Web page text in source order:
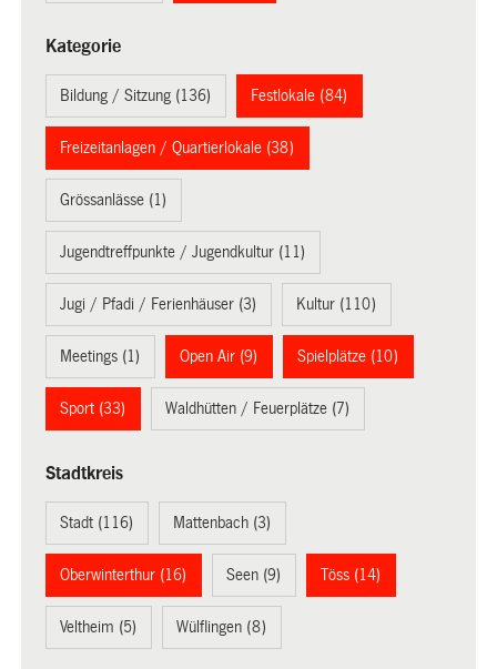
Kategorie
Bildung / Sitzung (136) Festlokale (84)
Freizeitanlagen / Quartierlokale (38)
Grössanlässe (1)
Jugendtreffpunkte / Jugendkultur (11)
Jugi / Pfadi / Ferienhäuser (3) Kultur (110)
Meetings (1) Open Air (9) Spielplätze (10)
Sport (33) Waldhütten / Feuerplätze (7)
Stadtkreis
Stadt (116) Mattenbach (3)
Oberwinterthur (16) Seen (9) Töss (14)
Veltheim (5) Wülflingen (8)